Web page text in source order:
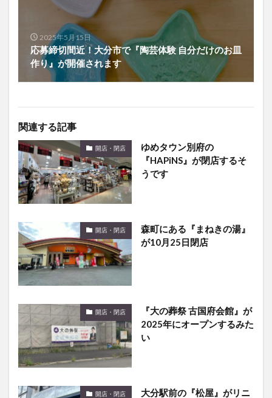
2025年5月15日
応募締切間近！大分市で『陶芸体験 自分だけのお皿
作り』が開催されます
関連する記事
開店・閉店
ゆめタウン別府の
『HAPiNS』が閉店するそ
うです
開店・閉店
森町にある『まねきの湯』
が10月25日閉店
開店・閉店
『大の葬祭 古国府会館』が
2025年にオープンするみた
い
開店・閉店
大分駅前の『松屋』がリニ